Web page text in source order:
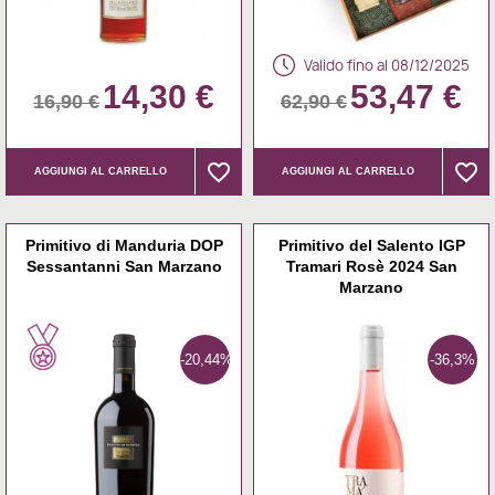
16,90 € 14,30 €
AGGIUNGI AL CARRELLO favorite_border
favorite_border
Valido fino al 08/12/2025
62,90 € 53,47 €
AGGIUNGI AL CARRELLO favorite_border
favorite_border
Primitivo di Manduria DOP
Sessantanni San Marzano
-20,44%
Primitivo del Salento IGP
Tramari Rosè 2024 San
Marzano
-36,3%